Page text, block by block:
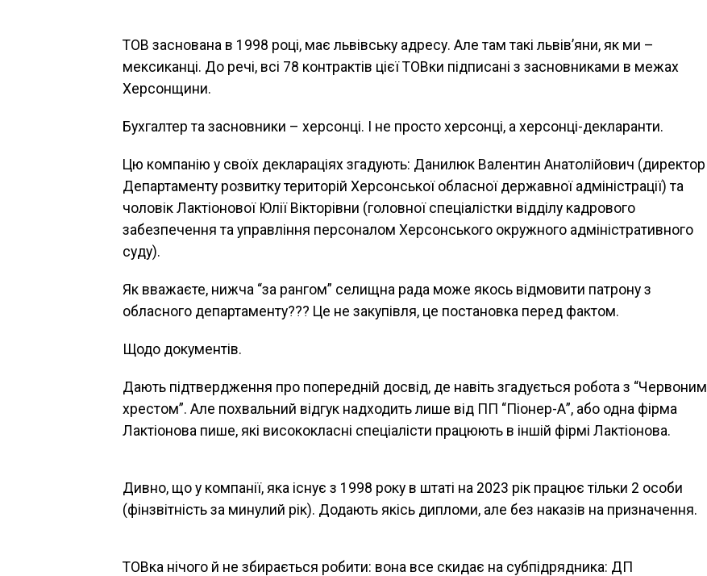
ТОВ заснована в 1998 році, має львівську адресу. Але там такі львів’яни, як ми –
мексиканці. До речі, всі 78 контрактів цієї ТОВки підписані з засновниками в межах
Херсонщини.
Бухгалтер та засновники – херсонці. І не просто херсонці, а херсонці-декларанти.
Цю компанію у своїх деклараціях згадують: Данилюк Валентин Анатолійович (директор
Департаменту розвитку територій Херсонської обласної державної адміністрації) та
чоловік Лактіонової Юлії Вікторівни (головної спеціалістки відділу кадрового
забезпечення та управління персоналом Херсонського окружного адміністративного
суду).
Як вважаєте, нижча “за рангом” селищна рада може якось відмовити патрону з
обласного департаменту??? Це не закупівля, це постановка перед фактом.
Щодо документів.
Дають підтвердження про попередній досвід, де навіть згадується робота з “Червоним
хрестом”. Але похвальний відгук надходить лише від ПП “Піонер-А”, або одна фірма
Лактіонова пише, які висококласні спеціалісти працюють в іншій фірмі Лактіонова.
Дивно, що у компанії, яка існує з 1998 року в штаті на 2023 рік працює тільки 2 особи
(фінзвітність за минулий рік). Додають якісь дипломи, але без наказів на призначення.
ТОВка нічого й не збирається робити: вона все скидає на субпідрядника: ДП